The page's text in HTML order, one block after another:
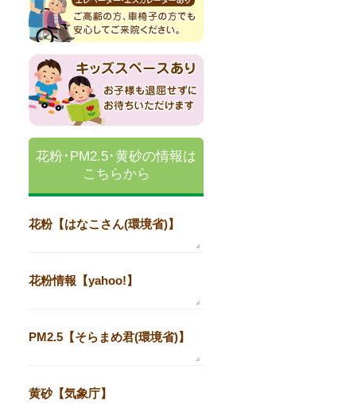
花粉･PM2.5･黄砂の情報は
こちらから
花粉【はなこさん(環境省)】
花粉情報【yahoo!】
PM2.5【そらまめ君(環境省)】
黄砂【気象庁】